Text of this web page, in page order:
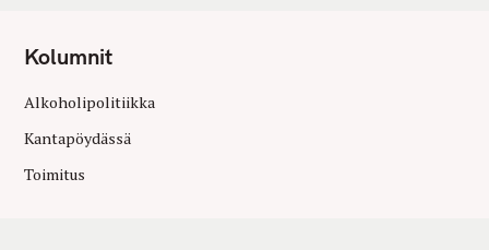
Kolumnit
Alkoholipolitiikka
Kantapöydässä
Toimitus